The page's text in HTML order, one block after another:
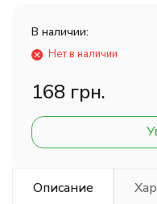
В наличии:
Нет в наличии
168 грн.
Описание